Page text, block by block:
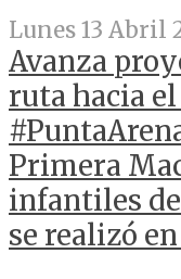
Lunes 13 Abril
Avanza
ruta hacia
Primera
infantiles
se realizó